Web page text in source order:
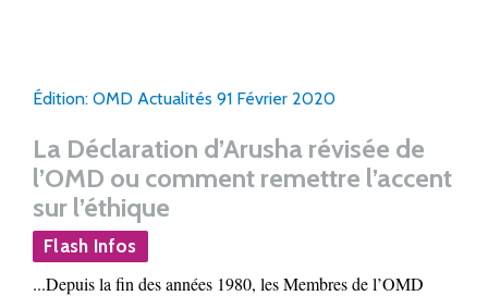
Édition: OMD Actualités 91 Février 2020
La Déclaration d’Arusha révisée de
l’OMD ou comment remettre l’accent
sur l’éthique
Flash Infos
...Depuis la fin des années 1980, les Membres de l’OMD